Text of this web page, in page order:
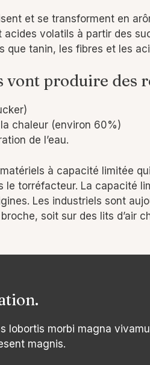
et se transforment en
acides volatils à partir des
tanin, les fibres et les
produire des
chaleur (environ 60%)
de l’eau.
à capacité limitée
torréfacteur. La capacité
Les industriels sont
soit sur des lits d’air
lobortis morbi magna
magnis.